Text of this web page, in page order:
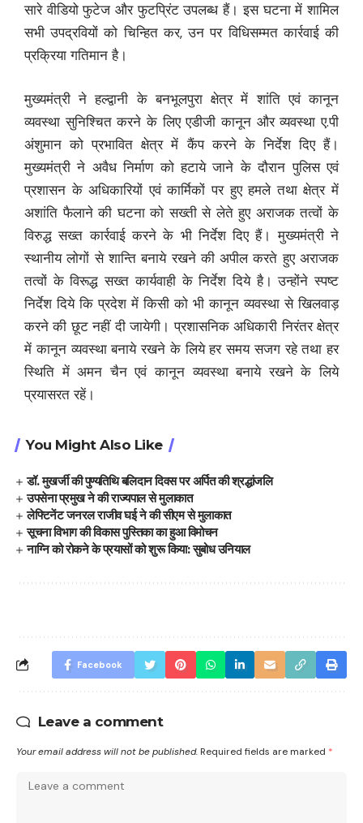
सारे वीडियो फुटेज और फुटप्रिंट उपलब्ध हैं। इस घटना में शामिल
सभी उपद्रवियों को चिन्हित कर, उन पर विधिसम्मत कार्रवाई की
प्रक्रिया गतिमान है।
मुख्यमंत्री ने हल्द्वानी के बनभूलपुरा क्षेत्र में शांति एवं कानून
व्यवस्था सुनिश्चित करने के लिए एडीजी कानून और व्यवस्था ए.पी
अंशुमान को प्रभावित क्षेत्र में कैंप करने के निर्देश दिए हैं।
मुख्यमंत्री ने अवैध निर्माण को हटाये जाने के दौरान पुलिस एवं
प्रशासन के अधिकारियों एवं कार्मिकों पर हुए हमले तथा क्षेत्र में
अशांति फैलाने की घटना को सख्ती से लेते हुए अराजक तत्वों के
विरुद्ध सख्त कार्रवाई करने के भी निर्देश दिए हैं। मुख्यमंत्री ने
स्थानीय लोगों से शान्ति बनाये रखने की अपील करते हुए अराजक
तत्वों के विरूद्ध सख्त कार्यवाही के निर्देश दिये है। उन्होंने स्पष्ट
निर्देश दिये कि प्रदेश में किसी को भी कानून व्यवस्था से खिलवाड़
करने की छूट नहीं दी जायेगी। प्रशासनिक अधिकारी निरंतर क्षेत्र
में कानून व्यवस्था बनाये रखने के लिये हर समय सजग रहे तथा हर
स्थिति में अमन चैन एवं कानून व्यवस्था बनाये रखने के लिये
प्रयासरत रहें।
You Might Also Like
डॉ. मुखर्जी की पुण्यतिथि बलिदान दिवस पर अर्पित की श्रद्धांजलि
उपसेना प्रमुख ने की राज्यपाल से मुलाकात
लेफ्टिनेंट जनरल राजीव घई ने की सीएम से मुलाकात
सूचना विभाग की विकास पुस्तिका का हुआ विमोचन
नाग्नि को रोकने के प्रयासों को शुरू किया: सुबोध उनियाल
Facebook
Leave a comment
Your email address will not be published. Required fields are marked *